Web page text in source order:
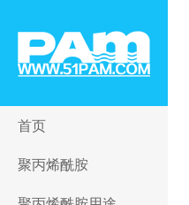
聚丙烯酰胺网_51PAM.COM
首页
聚丙烯酰胺